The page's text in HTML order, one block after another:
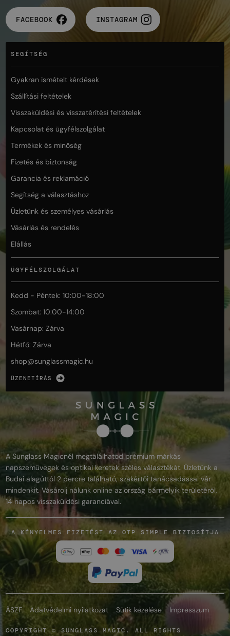
FACEBOOK INSTAGRAM
SEGÍTSÉG
Gyakran ismételt kérdések
Szállítási feltételek
Visszaküldési és visszatérítési feltételek
Kapcsolat és ügyfélszolgálat
Termékek és minőség
Fizetés és biztonság
Garancia és reklamáció
Segítség a választáshoz
Üzletünk és személyes vásárlás
Vásárlás és rendelés
Elállás
ÜGYFÉLSZOLGÁLAT
Kedd - Péntek: 10:00-18:00
Szombat: 10:00-14:00
Vasárnap: Zárva
Hétfő: Zárva
shop@sunglassmagic.hu
ÜZENETÍRÁS
A Sunglass Magicnél megtalálhatod prémium márkás
napszemüvegek és optikai keretek széles választékát. Üzletünk a
Budai alagúttól 2 percre található, szakértői tanácsadással vár
mindenkit. Vásárolj nálunk online az ország bármelyik területéről,
14 napos visszaküldési garanciával.
A KÉNYELMES FIZETÉST AZ OTP SIMPLE BIZTOSÍTJA
ÁSZF Adatvédelmi nyilatkozat Sütik kezelése Impresszum
COPYRIGHT © SUNGLASS MAGIC. ALL RIGHTS